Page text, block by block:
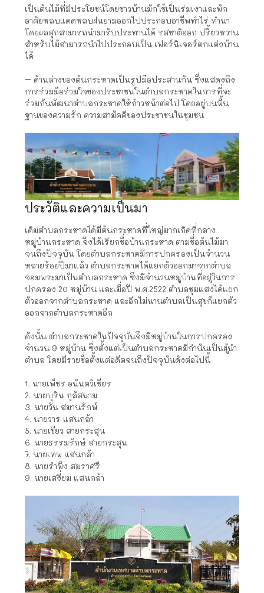
เป็นต้นไม้ที่มีประโยชน์โดยชาวบ้านมักใช้เป็นร่มเงาและพัก
อาศัยหลบแดดหลบฝนยามออกไปประกอบอาชีพทำไร่ ทำนา
โดยผลสุกสามารถนำมารับประทานได้ รสชาติออก ปรี้ยวหวาน
สำหรับไม้สามารถนำไปประกอบเป็น เฟอร์นิเจอร์ตกแต่งบ้าน
ได้
– ด้านล่างของต้นกระหาดเป็นรูปมือประสานกัน ซึ่งแสดงถึง
การร่วมมือร่วมใจของประชาชนในตำบลกระหาดในการที่จะ
ร่วมกันพัฒนาตำบลกระหาดให้ก้าวหน้าต่อไป โดยอยู่บนพื้น
ฐานของความรัก ความสามัคคีของประชาชนในชุมชน
ประวัติและความเป็นมา
เดิมตำบลกระหาดได้มีต้นกระหาดที่ใหญ่มากเกิดที่กลาง
หมู่บ้านกระหาด จึงได้เรียกชื่อบ้านกระหาด ตามชื่อต้นไม้มา
จนถึงปัจจุบัน โดยตำบลกระหาดมีการปกครองเป็นจำนวน
หลายร้อยปีมาแล้ว ตำบลกระหาดได้แยกตัวออกมาจากตำบล
จอมพระมาเป็นตำบลกระหาด ซึ่งมีจำนวนหมู่บ้านที่อยู่ในการ
ปกครอง 20 หมู่บ้าน และเมื่อปี พ.ศ.2522 ตำบลชุมแสงได้แยก
ตัวออกจากตำบลกระหาด และอีกไม่นานตำบลเป็นสุขก็แยกตัว
ออกจากตำบลกระหาดอีก
ดังนั้น ตำบลกระหาดในปัจจุบันจึงมีหมู่บ้านในการปกครอง
จำนวน 9 หมู่บ้าน ซึ่งตั้งแต่เป็นตำบลกระหาดมีกำนันเป็นผู้นำ
ตำบล โดยมีรายชื่อตั้งแต่อดีตจนถึงปัจจุบันดังต่อไปนี้
1. นายเพ็ชร อนันตวิเชียร
2. นายบุริน กุลัสนาม
3. นายวัน สมานรักษ์
4. นายวาร แสนกล้า
5. นายเขียว สายกระสุน
6. นายธรรมรักษ์ สายกระสุน
7. นายเทพ แสนกล้า
8. นายรำพึง สมราศรี
9. นายเสงี่ยม แสนกล้า